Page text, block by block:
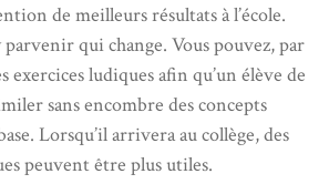
de meilleurs résultats à l’école.
parvenir qui change. Vous pouvez, par
exercices ludiques afin qu’un élève de
sans encombre des concepts
Lorsqu’il arrivera au collège, des
peuvent être plus utiles.